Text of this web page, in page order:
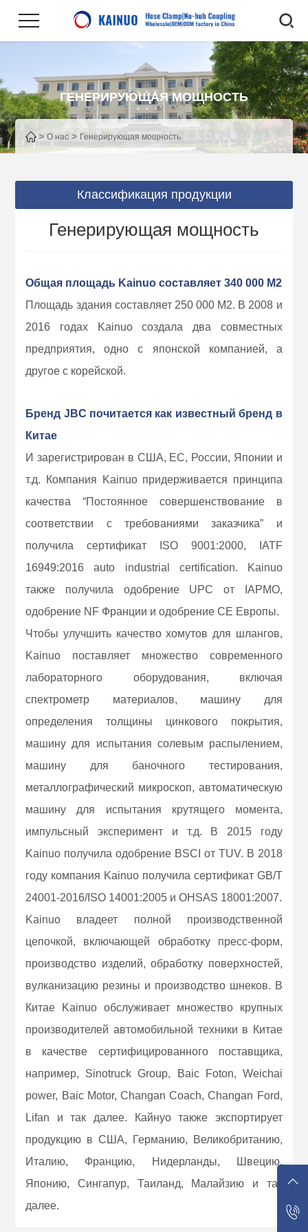
ГЕНЕРИРУЮЩАЯ МОЩНОСТЬ
>О нас > Генерирующая мощность
Классификация продукции
Генерирующая мощность
Общая площадь Kainuo составляет 340 000 М2
Площадь здания составляет 250 000 М2. В 2008 и
2016 годах Kainuo создала два совместных
предприятия, одно с японской компанией, а
другое с корейской.
Бренд JBC почитается как известный бренд в
Китае
И зарегистрирован в США, ЕС, России, Японии и
т.д. Компания Kainuo придерживается принципа
качества “Постоянное совершенствование в
соответствии с требованиями заказчика” и
получила сертификат ISO 9001:2000, IATF
16949:2016 auto industrial certification. Kainuo
также получила одобрение UPC от IAPMO,
одобрение NF Франции и одобрение CE Европы.
Чтобы улучшить качество хомутов для шлангов,
Kainuo поставляет множество современного
лабораторного оборудования, включая
спектрометр материалов, машину для
определения толщины цинкового покрытия,
машину для испытания солевым распылением,
машину для баночного тестирования,
металлографический микроскоп, автоматическую
машину для испытания крутящего момента,
импульсный эксперимент и т.д. В 2015 году
Kainuo получила одобрение BSCI от TUV. В 2018
году компания Kainuo получила сертификат GB/T
24001-2016/ISO 14001:2005 и OHSAS 18001:2007.
Kainuo владеет полной производственной
цепочкой, включающей обработку пресс-форм,
производство изделий, обработку поверхностей,
вулканизацию резины и производство шнеков. В
Китае Kainuo обслуживает множество крупных
производителей автомобильной техники в Китае
в качестве сертифицированного поставщика,
например, Sinotruck Group, Baic Foton, Weichai
power, Baic Motor, Changan Coach, Changan Ford,
Lifan и так далее. Кайнуо также экспортирует
продукцию в США, Германию, Великобританию,
Италию, Францию, Нидерланды, Швецию,
Японию, Сингапур, Таиланд, Малайзию и так
далее.